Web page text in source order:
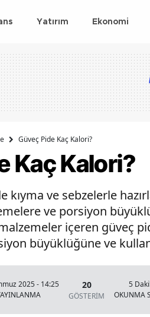
Yatırım Ekonomi
Güveç Pide Kaç Kalori?
Kaç Kalori?
kıyma ve sebzelerle
ve porsiyon
içeren güveç
büyüklüğüne ve
2025 - 14:25
20
GÖSTERİM
5
OKUNMA